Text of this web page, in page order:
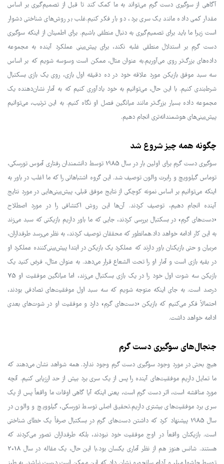
آگاهی از سوگیری دست گرم می‌تواند به ما کمک کند تا قبل از تصمیم‌گیری بر اساس
مقدار کمی داده مانند یک سری برد، دو بار فکر کنیم.غلب بر روش‌های شناختی دشوار
است زیرا ما باید برای تصمیم‌گیری به دنبال منطقی باشیم. برای اطمینان از اینکه سوگیری
دست گرم بر استدلال منطقی غلبه نکند، برای پیش‌بینی عملکرد آینده به مجموعه
داده‌های بزرگ‌تر روی می‌آوریم.به عنوان مثال، ممکن است وسوسه شویم که بر اساس
سه سبد موفق بازیکن مورد علاقه خود در ده دقیقه اول بازی، روی یک بازی بسکتبال
شرط‌بندی کنیم. با این حال، می‌توانیم به خود یادآوری کنیم که به آمار نشان‌دهنده یک
مجموعه داده بسیار بزرگ‌تر مانند میانگین فصل او نگاه کنیم. به این ترتیب، می‌توانیم
پیش‌بینی‌های هوشمندانه‌تری انجام دهیم.
چگونه همه چیز شروع شد
سوگیری دست گرم برای اولین بار در سال 1985 توسط دانشمندان رفتاری آموس تورسکی،
توماس گیلوویچ و رابرت والون توصیف شد. این گروه اشتباهاتی را که ما اغلب در باور به
اینکه می‌توانیم بر اساس نمونه کوچکی از نتایج موفق قبلی، پیش‌بینی‌هایی در مورد نتایج
آینده انجام دهیم، توصیف کردند. آن‌ها این روش اکتشافی را در مورد اصطلاح
«دست‌های گرم» در بسکتبال بررسی کردند، جایی که ما باور داریم بازیکنی که سبد می‌زند
به این کار ادامه خواهد داد.همانطور که محققان توصیف کردند، به نظر می‌رسد طرفداران،
مربیان و حتی بازیکنان باور دارند که عملکرد یک بازیکن در ابتدا پیش‌بینی‌کننده عملکرد او
در بقیه بازی است و آمار او را تحت الشعاع قرار می‌دهد. به عنوان مثال، فرض کنید یک
بازیکن سه شوت اول خود را در یک بازی بسکتبال می‌زند، اما میانگین موفقیت او 75
درصد است. به جای اینکه متوجه شویم که سه سبد اول موفقیت‌های تصادفی بودند،
احتمالاً فکر می‌کنیم که بازیکن «دست‌های گرم» دارد و موفقیت او در شوت‌های بعدی
ادامه خواهد داشت.
جنجال‌های سوگیری دست گرم
هیچ بحثی در مورد وجود سوگیری دست گرم وجود ندارد. همه شواهد نشان می‌دهند که
ما تمایل داریم موفقیت‌های آینده را پس از یک سری برد بیش از حد ارزیابی کنیم. آنچه
مورد مناقشه است، اثر دست گرم است، یعنی اینکه آیا گاهی اوقات ما واقعاً پس از یک
سری برد موفقیت‌های بیشتری داریم.تحقیق اصلی توسط تورسکی، گیلوویچ و والون در
سال 1985 پیشنهاد کرد که داشتن دست‌های گرم در بسکتبال صرفاً یک خطای شناختی
است. بازیکنان واقعاً در اوج موفقیت خود نبودند، بلکه طرفداران تصور می‌کردند که
هستند. شانس هنوز هم از نظر آماری یکسان بود.با این حال، یک مقاله در سال 2018